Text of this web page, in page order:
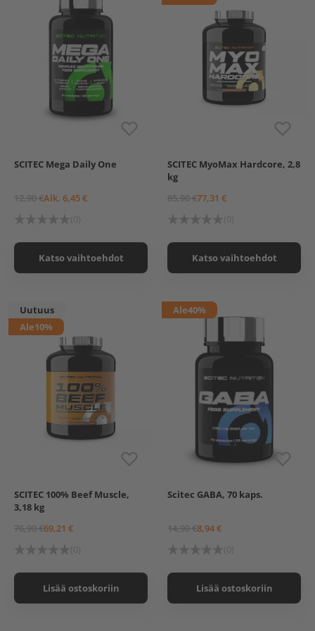
60 kaps. 120 kaps.
SCITEC Mega Daily One
12,90 €Alk. 6,45 €
Katso vaihtoehdot
Chocolate
Strawberry
SCITEC MyoMax Hardcore, 2,8
kg
85,90 €77,31 €
Katso vaihtoehdot
Uutuus
Ale10%
SCITEC 100% Beef Muscle,
3,18 kg
76,90 €69,21 €
Lisää ostoskoriin
Ale40%
Scitec GABA, 70 kaps.
14,90 €8,94 €
Lisää ostoskoriin